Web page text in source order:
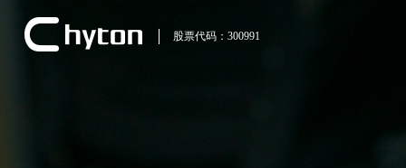
股票代码：300991